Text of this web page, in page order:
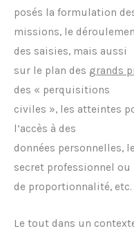
posés la formulation
missions, le
des saisies, mais aussi
sur le plan des grands
des « perquisitions
civiles », les atteintes
l’accès à des
données personnelles,
secret professionnel ou
de proportionnalité, etc.
Le tout dans un